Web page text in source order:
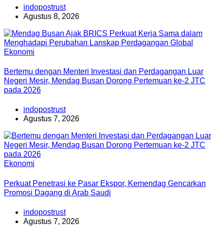
indopostrust
Agustus 8, 2026
Ekonomi
Bertemu dengan Menteri Investasi dan Perdagangan Luar
Negeri Mesir, Mendag Busan Dorong Pertemuan ke-2 JTC
pada 2026
indopostrust
Agustus 7, 2026
Ekonomi
Perkuat Penetrasi ke Pasar Ekspor, Kemendag Gencarkan
Promosi Dagang di Arab Saudi
indopostrust
Agustus 7, 2026